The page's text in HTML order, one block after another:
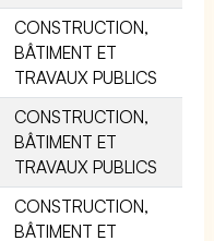
CONSTRUCTION,
BÂTIMENT ET
TRAVAUX PUBLICS
CONSTRUCTION,
BÂTIMENT ET
TRAVAUX PUBLICS
CONSTRUCTION,
BÂTIMENT ET